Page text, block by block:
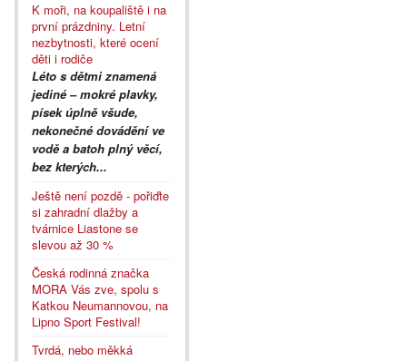
K moři, na koupaliště i na
první prázdniny. Letní
nezbytnosti, které ocení
děti i rodiče
Léto s dětmi znamená
jediné – mokré plavky,
písek úplně všude,
nekonečné dovádění ve
vodě a batoh plný věcí,
bez kterých...
Ještě není pozdě - pořiďte
si zahradní dlažby a
tvárnice Liastone se
slevou až 30 %
Česká rodinná značka
MORA Vás zve, spolu s
Katkou Neumannovou, na
Lipno Sport Festival!
Tvrdá, nebo měkká